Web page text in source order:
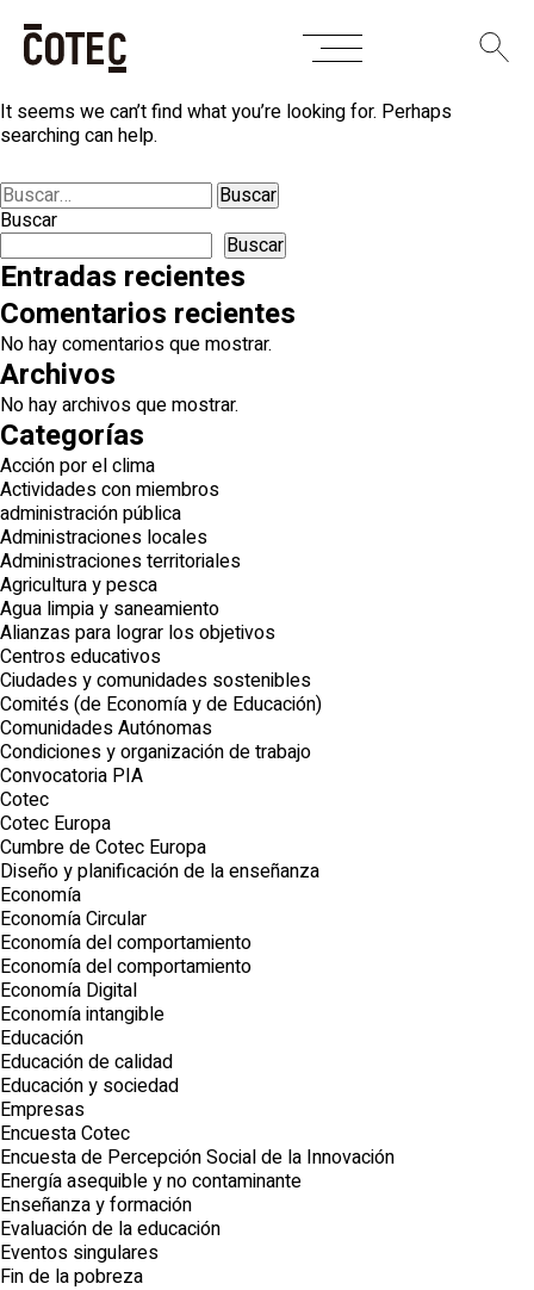
SkipNothing Found
It seems we can’t find what you’re looking for. Perhaps
searching can help.
Buscar:
Buscar
Buscar
Entradas recientes
Comentarios recientes
No hay comentarios que mostrar.
Archivos
No hay archivos que mostrar.
Categorías
Acción por el clima
Actividades con miembros
administración pública
Administraciones locales
Administraciones territoriales
Agricultura y pesca
Agua limpia y saneamiento
Alianzas para lograr los objetivos
Centros educativos
Ciudades y comunidades sostenibles
Comités (de Economía y de Educación)
Comunidades Autónomas
Condiciones y organización de trabajo
Convocatoria PIA
Cotec
Cotec Europa
Cumbre de Cotec Europa
Diseño y planificación de la enseñanza
Economía
Economía Circular
Economía del comportamiento
Economía del comportamiento
Economía Digital
Economía intangible
Educación
Educación de calidad
Educación y sociedad
Empresas
Encuesta Cotec
Encuesta de Percepción Social de la Innovación
Energía asequible y no contaminante
Enseñanza y formación
Evaluación de la educación
Eventos singulares
Fin de la pobreza